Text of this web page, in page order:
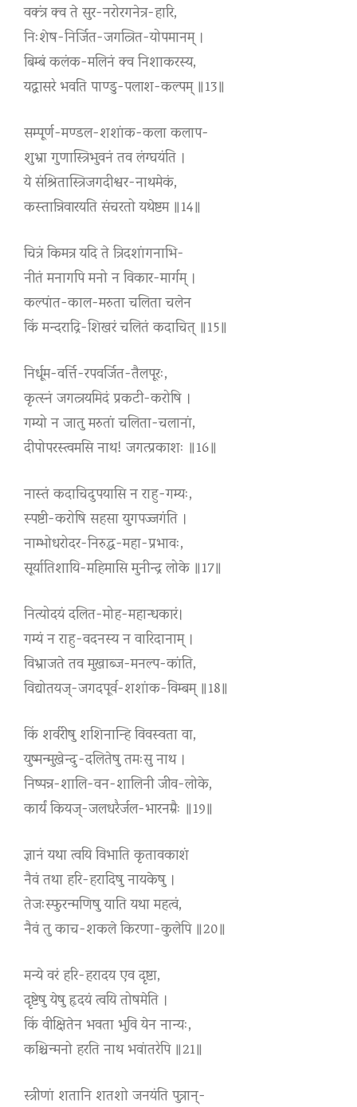
वक्त्रं क्व ते सुर-नरोरगनेत्र-हारि,
निःशेष-निर्जित-जगत्त्रित-योपमानम् ।
बिम्बं कलंक-मलिनं क्व निशाकरस्य,
यद्वासरे भवति पाण्डु-पलाश-कल्पम् ॥13॥
सम्पूर्ण-मण्डल-शशांक-कला कलाप-
शुभ्रा गुणास्त्रिभुवनं तव लंग्घयंति ।
ये संश्रितास्त्रिजगदीश्वर-नाथमेकं,
कस्तान्निवारयति संचरतो यथेष्टम ॥14॥
चित्रं किमत्र यदि ते त्रिदशांगनाभि-
नीतं मनागपि मनो न विकार-मार्गम् ।
कल्पांत-काल-मरुता चलिता चलेन
किं मन्दराद्रि-शिखरं चलितं कदाचित् ॥15॥
निर्धूम-वर्त्ति-रपवर्जित-तैलपूरः,
कृत्स्नं जगत्त्रयमिदं प्रकटी-करोषि ।
गम्यो न जातु मरुतां चलिता-चलानां,
दीपोपरस्त्वमसि नाथ! जगत्प्रकाशः ॥16॥
नास्तं कदाचिदुपयासि न राहु-गम्यः,
स्पष्टी-करोषि सहसा युगपज्जगंति ।
नाम्भोधरोदर-निरुद्ध-महा-प्रभावः,
सूर्यातिशायि-महिमासि मुनीन्द्र लोके ॥17॥
नित्योदयं दलित-मोह-महान्धकारं।
गम्यं न राहु-वदनस्य न वारिदानाम् ।
विभ्राजते तव मुखाब्ज-मनल्प-कांति,
विद्योतयज्-जगदपूर्व-शशांक-विम्बम् ॥18॥
किं शर्वरीषु शशिनान्हि विवस्वता वा,
युष्मन्मुखेन्दु-दलितेषु तमःसु नाथ ।
निष्पन्न-शालि-वन-शालिनी जीव-लोके,
कार्यं कियज्-जलधरैर्जल-भारनम्रैः ॥19॥
ज्ञानं यथा त्वयि विभाति कृतावकाशं
नैवं तथा हरि-हरादिषु नायकेषु ।
तेजःस्फुरन्मणिषु याति यथा महत्वं,
नैवं तु काच-शकले किरणा-कुलेपि ॥20॥
मन्ये वरं हरि-हरादय एव दृष्टा,
दृष्टेषु येषु हृदयं त्वयि तोषमेति ।
किं वीक्षितेन भवता भुवि येन नान्यः,
कश्चिन्मनो हरति नाथ भवांतरेपि ॥21॥
स्त्रीणां शतानि शतशो जनयंति पुत्रान्-